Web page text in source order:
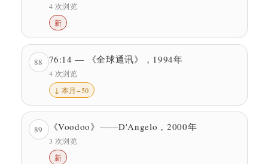
4 次浏览
新
88 76:14 — 《全球通讯》，1994年
4 次浏览
↓ 本月−50
89 《Voodoo》——D'Angelo，2000年
3 次浏览
新